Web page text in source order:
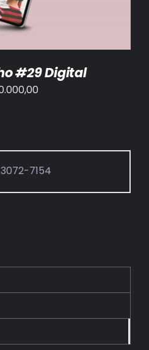
#29 Digital
7154